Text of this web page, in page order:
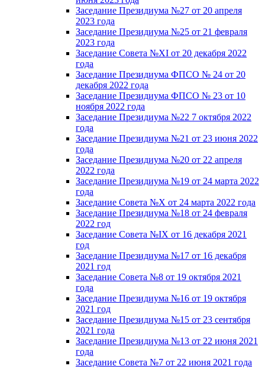
Заседание Президиума №27 от 20 апреля
2023 года
Заседание Президиума №25 от 21 февраля
2023 года
Заседание Совета №XI от 20 декабря 2022
года
Заседание Президиума ФПСО № 24 от 20
декабря 2022 года
Заседание Президиума ФПСО № 23 от 10
ноября 2022 года
Заседание Президиума №22 7 октября 2022
года
Заседание Президиума №21 от 23 июня 2022
года
Заседание Президиума №20 от 22 апреля
2022 года
Заседание Президиума №19 от 24 марта 2022
года
Заседание Совета №X от 24 марта 2022 года
Заседание Президиума №18 от 24 февраля
2022 год
Заседание Совета №IX от 16 декабря 2021
год
Заседание Президиума №17 от 16 декабря
2021 год
Заседание Совета №8 от 19 октября 2021
года
Заседание Президиума №16 от 19 октября
2021 год
Заседание Президиума №15 от 23 сентября
2021 года
Заседание Президиума №13 от 22 июня 2021
года
Заседание Совета №7 от 22 июня 2021 года